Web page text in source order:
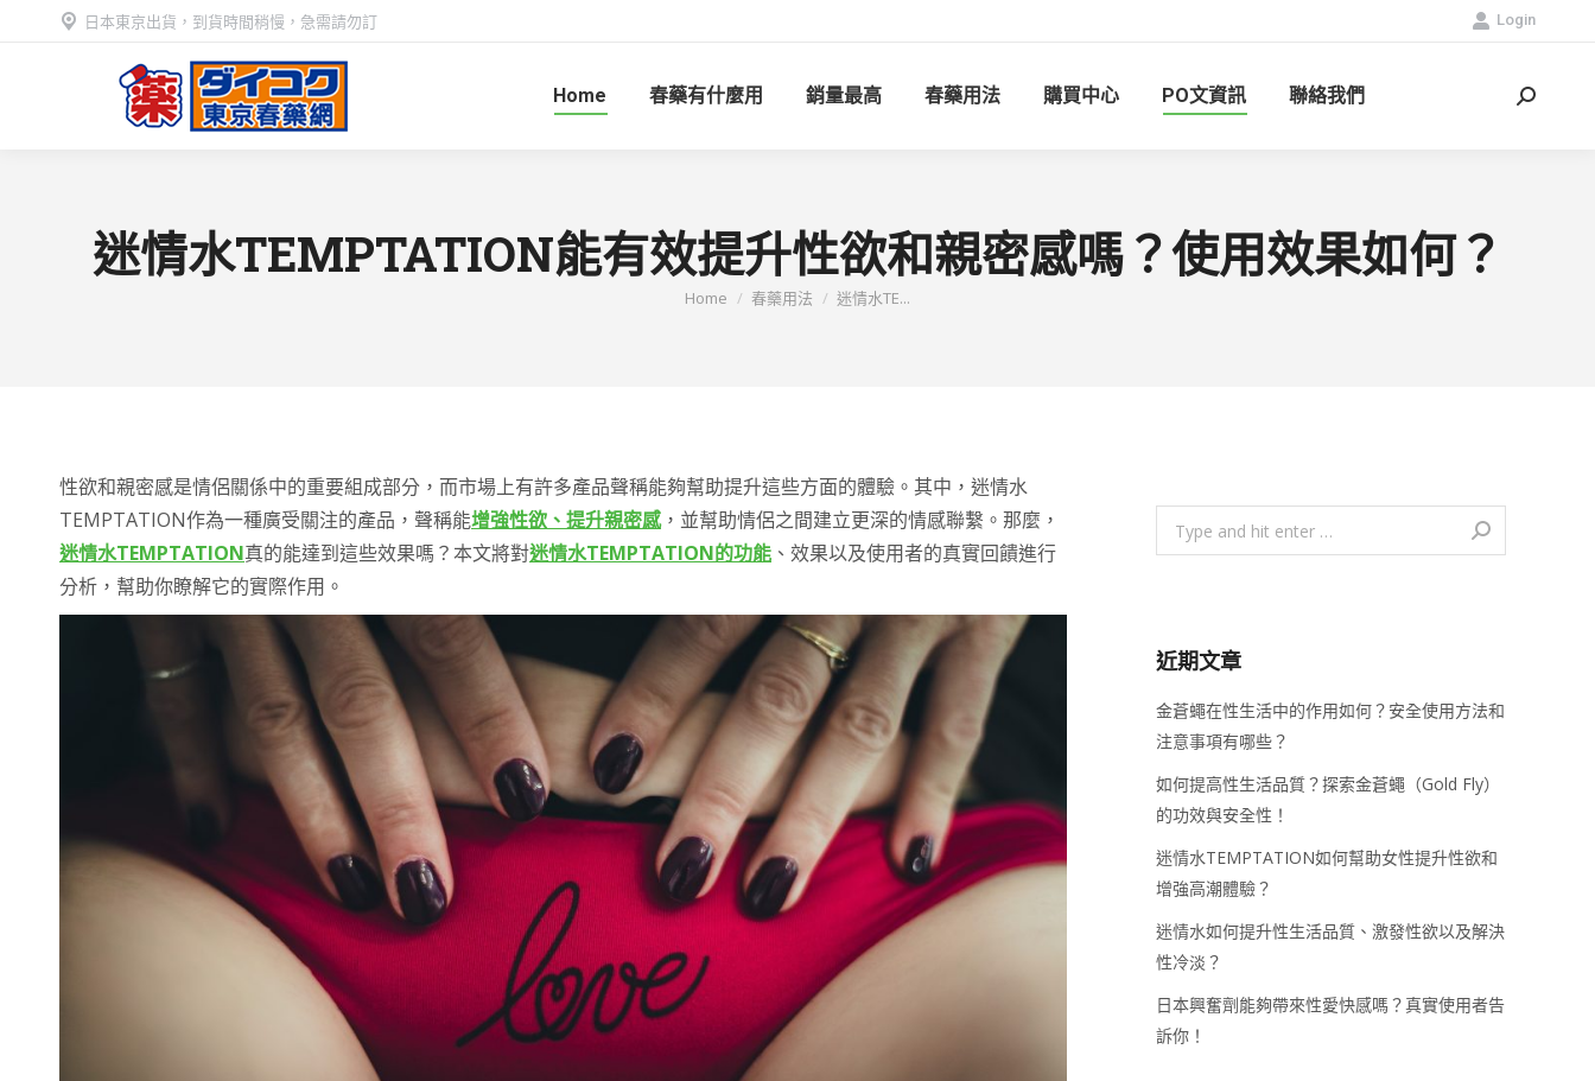
日本東京出貨，到貨時間稍慢，急需請勿訂 Login
Home 春藥有什麼用 銷量最高 春藥用法 購買中心 PO文資訊 聯絡我們 Search:
迷情水TEMPTATION能有效提升性欲和親密感嗎？使用效果如何？
You are here:
Home 春藥用法 迷情水TE...
性欲和親密感是情侶關係中的重要組成部分，而市場上有許多產品聲稱能夠幫助提升這些方面的體驗。其中，迷情水
TEMPTATION作為一種廣受關注的產品，聲稱能增強性欲、提升親密感，並幫助情侶之間建立更深的情感聯繫。那麼，
迷情水TEMPTATION真的能達到這些效果嗎？本文將對迷情水TEMPTATION的功能 、效果以及使用者的真實回饋進行
分析，幫助你瞭解它的實際作用。
Search:
近期文章
金蒼蠅在性生活中的作用如何？安全使用方法和
注意事項有哪些？
如何提高性生活品質？探索金蒼蠅（Gold Fly）
的功效與安全性！
迷情水TEMPTATION如何幫助女性提升性欲和
增強高潮體驗？
迷情水如何提升性生活品質、激發性欲以及解決
性冷淡？
日本興奮劑能夠帶來性愛快感嗎？真實使用者告
訴你！